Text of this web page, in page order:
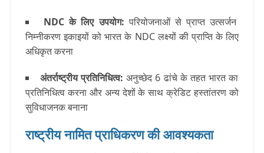
NDC के लिए उपयोग: परियोजनाओं से प्राप्त उत्सर्जन
निम्नीकरण इकाइयों को भारत के NDC लक्ष्यों की प्राप्ति के लिए
अधिकृत करना
अंतर्राष्ट्रीय प्रतिनिधित्व:अनुच्छेद 6 ढांचे के तहत भारत का
प्रतिनिधित्व करना और अन्य देशों के साथ क्रेडिट हस्तांतरण को
सुविधाजनक बनाना
राष्ट्रीय नामित प्राधिकरण की आवश्यकता